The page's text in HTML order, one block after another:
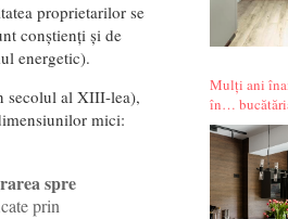
Mulți ani
în…
proprietarilor se
conștienți și de
energetic).
secolul al XIII-lea),
mici:
spre
prin